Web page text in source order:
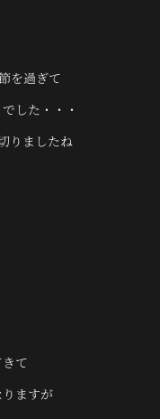
を過ぎて
した・・・
りましたね
て
ますが